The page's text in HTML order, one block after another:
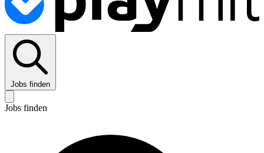
Jobs finden
Jobs finden